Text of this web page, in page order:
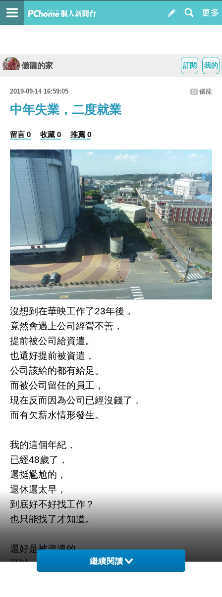
我的
訂閱
儀龍的家
2019-09-14 16:59:05 儀龍
中年失業，二度就業
留言 0 收藏 0 推薦 0
沒想到在華映工作了23年後，
竟然會遇上公司經營不善，
提前被公司給資遣。
也還好提前被資遣，
公司該給的都有給足。
而被公司留任的員工，
現在反而因為公司已經沒錢了，
而有欠薪水情形發生。
我的這個年紀，
已經48歲了，
還挺尷尬的，
退休還太早，
到底好不好找工作？
也只能找了才知道。
還好是被資遣的，
可以一邊領失業金，繼續閱讀